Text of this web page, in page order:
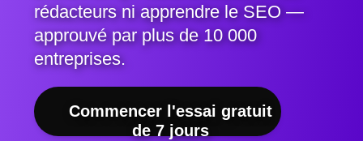
rédacteurs ni apprendre le SEO —
approuvé par plus de 10 000
entreprises.
Commencer l'essai gratuit
de 7 jours